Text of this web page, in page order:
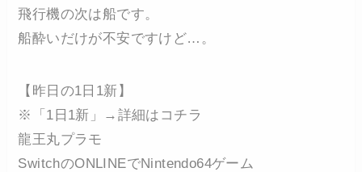
飛行機の次は船です。
船酔いだけが不安ですけど…。
【昨日の1日1新】
※「1日1新」→詳細はコチラ
龍王丸プラモ
SwitchのONLINEでNintendo64ゲーム